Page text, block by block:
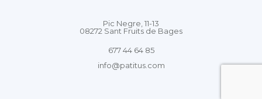
Pic Negre, 11-13
08272 Sant Fruits de Bages
677 44 64 85
info@patitus.com